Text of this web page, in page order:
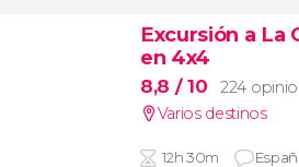
Excursión a La
en 4x4
8,8 / 10
224
Varios destinos
12h 30m